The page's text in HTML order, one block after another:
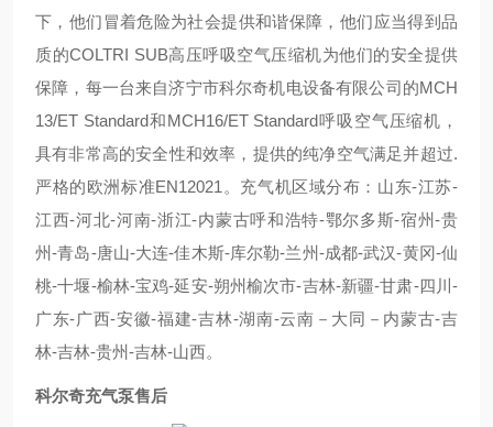
下，他们冒着危险为社会提供和谐保障，他们应当得到品
质的COLTRI SUB高压呼吸空气压缩机为他们的安全提供
保障，每一台来自济宁市科尔奇机电设备有限公司的MCH
13/ET Standard和MCH16/ET Standard呼吸空气压缩机，
具有非常高的安全性和效率，提供的纯净空气满足并超过.
严格的欧洲标准EN12021。充气机区域分布：山东-江苏-
江西-河北-河南-浙江-内蒙古呼和浩特-鄂尔多斯-宿州-贵
州-青岛-唐山-大连-佳木斯-库尔勒-兰州-成都-武汉-黄冈-仙
桃-十堰-榆林-宝鸡-延安-朔州榆次市-吉林-新疆-甘肃-四川-
广东-广西-安徽-福建-吉林-湖南-云南－大同－内蒙古-吉
林-吉林-贵州-吉林-山西。
科尔奇充气泵售后